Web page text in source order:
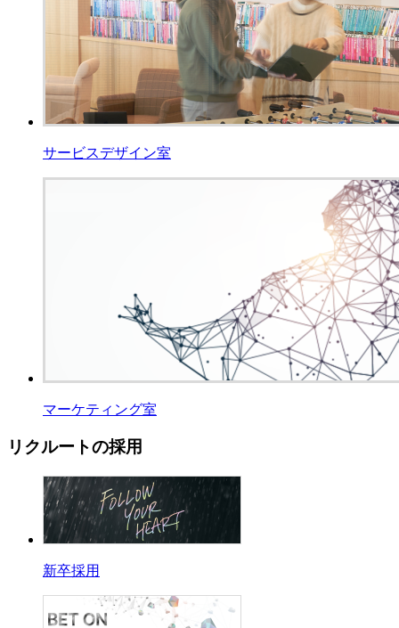
サービスデザイン室
マーケティング室
リクルートの採用
新卒採用